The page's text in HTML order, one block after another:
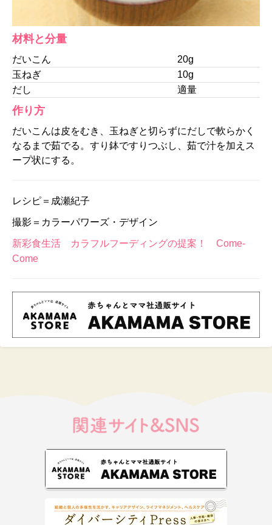
材料と分量
だいこん
20g
玉ねぎ
10g
だし
適量
作り方
だいこんは皮をむき、玉ねぎと切らずにだしで軟らかく
なるまで茹でる。すり鉢ですりつぶし、茹で汁を加えス
ープ状にする。
レシピ＝成瀬紀子
撮影＝カラーパワーズ・デザイン
新彩食生活 カラフルフーディングの提案！ Come-
Come